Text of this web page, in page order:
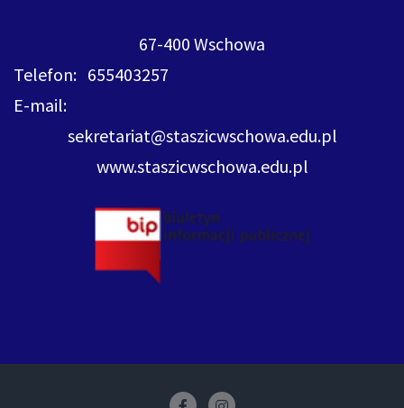
67-400 Wschowa
Telefon: 655403257
E-mail:
sekretariat@staszicwschowa.edu.pl
www.staszicwschowa.edu.pl